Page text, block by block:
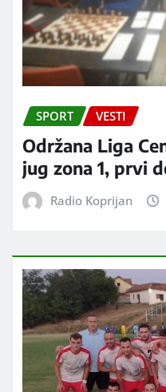
SPORT VESTI
Održana Liga
jug zona 1, prvi
Radio Koprijan